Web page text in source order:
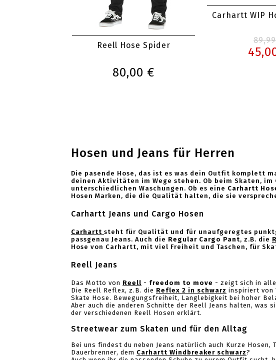
Reell Hose Spider
80,00 €
Carhartt WIP
Hosen und Jeans für Herren
Die pasende Hose, das ist es was dein Outfit komplett
deinen Aktivitäten im Wege stehen. Ob beim Skaten,
unterschiedlichen Waschungen. Ob es eine Carhartt
Hosen Marken, die die Qualität halten, die sie
Carhartt Jeans und Cargo Hosen
Carhartt steht für Qualität und für unaufgeregtes
passgenau Jeans. Auch die Regular Cargo Pan t, z.B. die
Hose von Carhartt, mit viel Freiheit und Taschen, für
Reell Jeans
Das Motto von Reell - freedom to move - zeigt sich in
Die Reell Reflex, z.B. die Reflex 2 in schwarz inspiriert von
Skate Hose. Bewegungsfreiheit, Langlebigkeit bei hoher
Aber auch die anderen Schnitte der Reell Jeans halten, was
der verschiedenen Reell Hosen erklärt.
Streetwear zum Skaten und für den Alltag
Bei uns findest du neben Jeans natürlich auch Kurze Hosen,
Dauerbrenner, dem Carhartt Windbreaker schwarz?